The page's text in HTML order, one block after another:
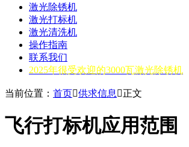
激光除锈机
激光打标机
激光清洗机
操作指南
联系我们
2025年很受欢迎的3000瓦激光除锈机
当前位置： 首页供求信息 正文
飞行打标机应用范围